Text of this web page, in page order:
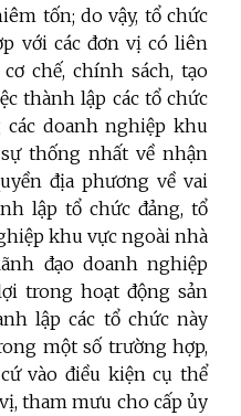
tốn; do vậy, tổ chức
với các đơn vị có liên
chế, chính sách, tạo
thành lập các tổ chức
các doanh nghiệp khu
thống nhất về nhận
địa phương về vai
lập tổ chức đảng, tổ
khu vực ngoài nhà
đạo doanh nghiệp
trong hoạt động sản
lập các tổ chức này
một số trường hợp,
vào điều kiện cụ thể
tham mưu cho cấp ủy